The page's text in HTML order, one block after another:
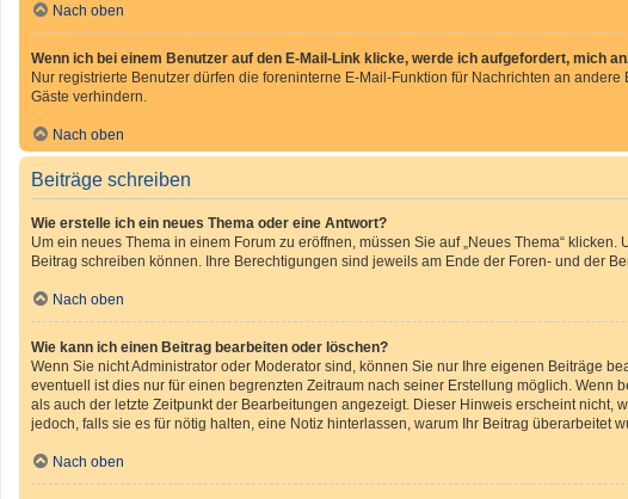
Nach oben
Wenn ich bei einem Benutzer auf den E-Mail-Link klicke, werde ich aufgefordert, mich
Nur registrierte Benutzer dürfen die foreninterne E-Mail-Funktion für Nachrichten an
Gäste verhindern.
Nach oben
Beiträge schreiben
Wie erstelle ich ein neues Thema oder eine Antwort?
Um ein neues Thema in einem Forum zu eröffnen, müssen Sie auf „Neues Thema“
Beitrag schreiben können. Ihre Berechtigungen sind jeweils am Ende der Foren- und der
Nach oben
Wie kann ich einen Beitrag bearbeiten oder löschen?
Wenn Sie nicht Administrator oder Moderator sind, können Sie nur Ihre eigenen Beiträge
eventuell ist dies nur für einen begrenzten Zeitraum nach seiner Erstellung möglich.
als auch der letzte Zeitpunkt der Bearbeitungen angezeigt. Dieser Hinweis erscheint
jedoch, falls sie es für nötig halten, eine Notiz hinterlassen, warum Ihr Beitrag überarbeitet
Nach oben